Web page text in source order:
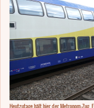
Heutzutage hält hier der Metronom-Zug.